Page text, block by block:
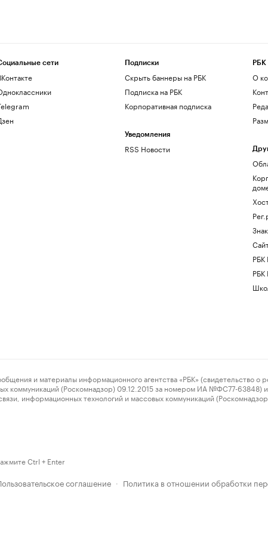
сети Подписки
Скрыть баннеры на РБК
Подписка на РБК
Корпоративная подписка
Уведомления
RSS Новости
РБК
О
РБК
РБК
и материалы информационного агентства «РБК» (свидетельство о
коммуникаций (Роскомнадзор) 09.12.2015 за номером ИА №ФС77-63848) и
информационных технологий и массовых коммуникаций
Ctrl + Enter
соглашение · Политика в отношении обработки